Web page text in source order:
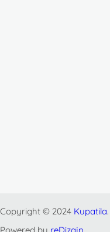
Copyright © 2024 Kupatila